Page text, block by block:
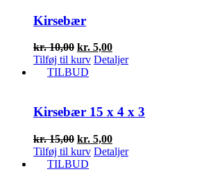
Kirsebær
kr.10,00 Den
oprindelige
pris
kr. 5,00Den
aktuelle
Tilføj til kurv Detaljer
TILBUD
Kirsebær 15 x 4 x 3
kr.15,00 Den
oprindelige
pris
kr. 5,00Den
aktuelle
Tilføj til kurv Detaljer
TILBUD